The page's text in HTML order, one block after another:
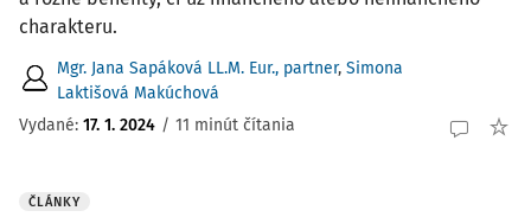
charakteru.
Mgr. Jana Sapáková LL.M. Eur., partner, Simona
Laktišová Makúchová
Vydané: 17. 1. 2024 / 11 minút čítania
ČLÁNKY